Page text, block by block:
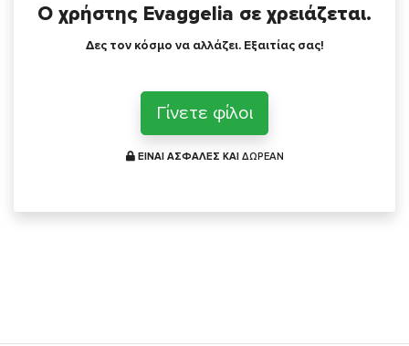
Ο χρήστης Evaggelia σε χρειάζεται.
Δες τον κόσμο να αλλάζει. Εξαιτίας σας!
Γίνετε φίλοι
ΕΙΝΑΙ ΑΣΦΑΛΕΣ ΚΑΙ ΔΩΡΕΑΝ